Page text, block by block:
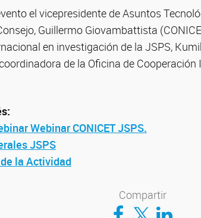
el vicepresidente de Asuntos
Guillermo Giovambattista
en investigación de la JSPS,
de la Oficina de Cooperación
Webinar CONICET JSPS.
JSPS
la Actividad
Compartir
Compartir en Facebook
Compartir en Twitter
Compartir en